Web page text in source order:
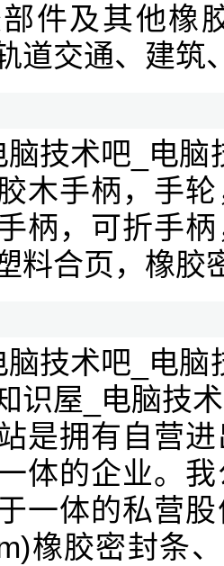
件及其他橡
道交通、建筑
脑技术吧_电
木手柄，手
柄，可折手
料合页，橡胶
脑技术吧_电
识屋_电脑技
是拥有自营
体的企业。
一体的私营
橡胶密封条